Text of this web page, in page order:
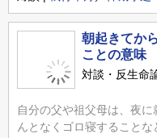
朝起きてか
ことの意味
対談・反生命
自分の父や祖父母は、夜
んとなくゴロ寝することな